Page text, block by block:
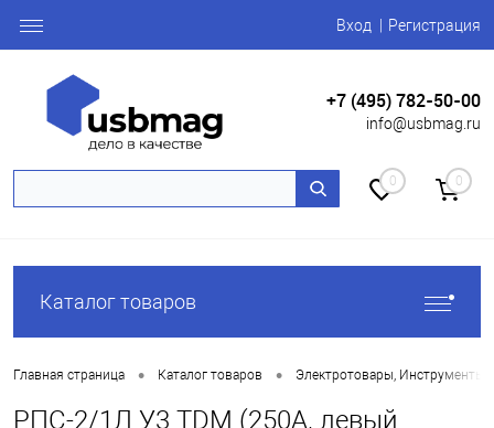
Вход Регистрация
+7 (495) 782-50-00
info@usbmag.ru
0 0
Каталог товаров
Главная страница • Каталог товаров • Электротовары, Инструменты
РПС-2/1Л У3 TDM (250А, левый